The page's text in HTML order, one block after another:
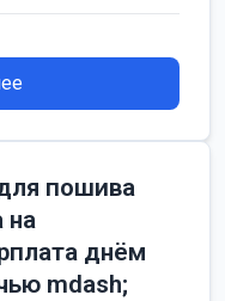
пошива
на
днём
mdash;